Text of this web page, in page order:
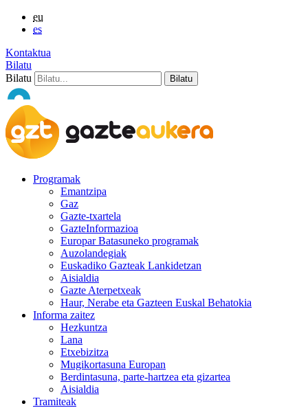
eu
es
Kontaktua
Bilatu
Bilatu
Programak
Emantzipa
Gaz
Gazte-txartela
GazteInformazioa
Europar Batasuneko programak
Auzolandegiak
Euskadiko Gazteak Lankidetzan
Aisialdia
Gazte Aterpetxeak
Haur, Nerabe eta Gazteen Euskal Behatokia
Informa zaitez
Hezkuntza
Lana
Etxebizitza
Mugikortasuna Europan
Berdintasuna, parte-hartzea eta gizartea
Aisialdia
Tramiteak